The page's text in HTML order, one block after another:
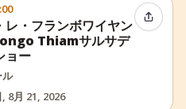
レ・フランボワイヤン
Thiamサルサデ
ョー
ル
8月 21, 2026
イベン